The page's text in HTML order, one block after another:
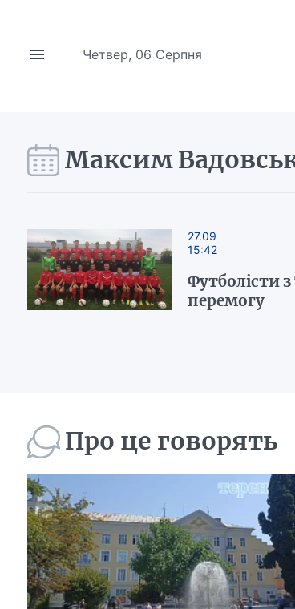
Четвер, 06 Серпня
Максим
27.09
15:42
Футболісти
перемогу
Про це говорять